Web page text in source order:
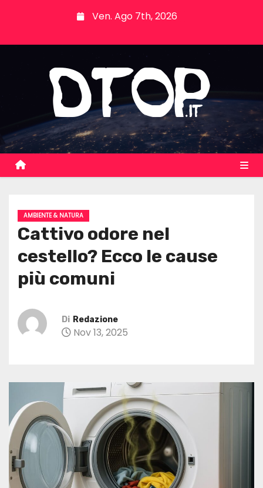
n
t
Ven. Ago 7th, 2026
AMBIENTE & NATURA
Cattivo odore nel
cestello? Ecco le cause
più comuni
Di Redazione
Nov 13, 2025